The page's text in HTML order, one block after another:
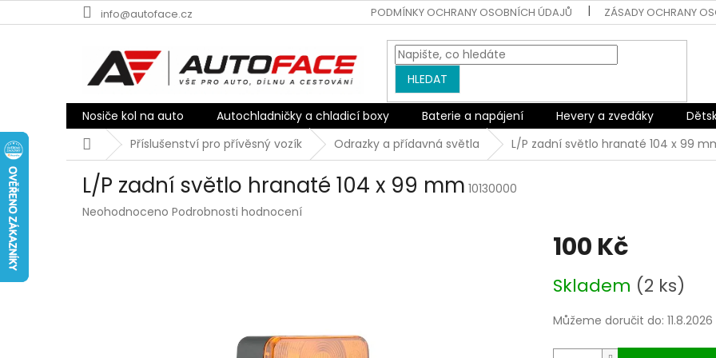
na
info@autoface.cz PODMÍNKY OCHRANY OSOBNÍCH ÚDAJŮ ZÁSADY OCHRANY
HLEDAT
Nosiče kol na auto Autochladničky a chladicí boxy Baterie a napájení Hevery a zvedáky
DomůPříslušenství pro přívěsný vozík Odrazky a přídavná světla L/P zadní světlo hranaté 104 x 99
L/P zadní světlo hranaté 104 x 99 mm 10130000
Průměrné
Neohodnoceno Podrobnosti hodnocení
100 Kč
cena:
Skladem (2 ks)
Můžeme doručit do: 11.8.2026